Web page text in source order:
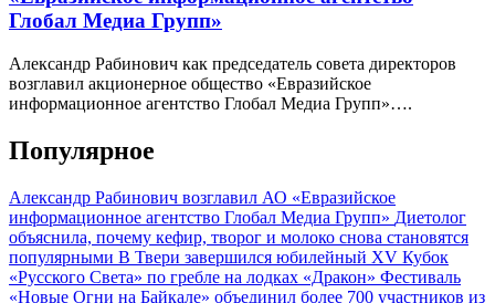
Глобал Медиа Групп»
Александр Рабинович как председатель совета директоров
возглавил акционерное общество «Евразийское
информационное агентство Глобал Медиа Групп»….
Популярное
Александр Рабинович возглавил АО «Евразийское
информационное агентство Глобал Медиа Групп» Диетолог
объяснила, почему кефир, творог и молоко снова становятся
популярными В Твери завершился юбилейный XV Кубок
«Русского Света» по гребле на лодках «Дракон» Фестиваль
«Новые Огни на Байкале» объединил более 700 участников из